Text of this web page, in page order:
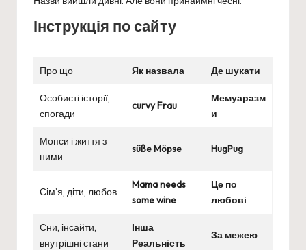
Інструкція по сайту
Про що Як назвала Де шукати
Особисті історії,
спогади
curvy Frau
Мемуаразм
и
Мопси і життя з
ними
süße Möpse HugPug
Сім’я, діти, любов
Mama needs
some wine
Це по
любові
Сни, інсайти,
внутрішні стани
Інша
Реальність
За межею